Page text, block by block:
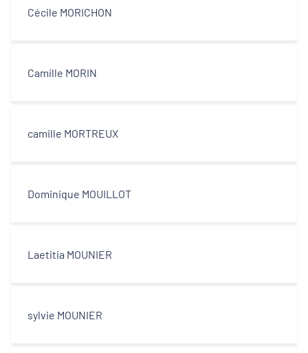
Cécile MORICHON
Camille MORIN
camille MORTREUX
Dominique MOUILLOT
Laetitia MOUNIER
sylvie MOUNIER